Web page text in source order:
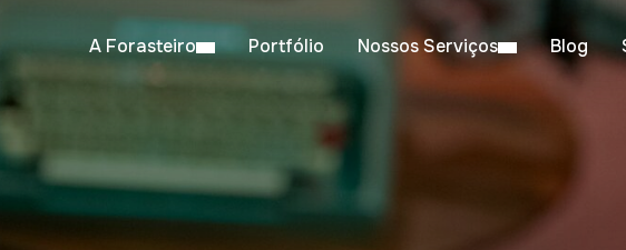
A Forasteiro Portfólio Nossos Serviços Blog